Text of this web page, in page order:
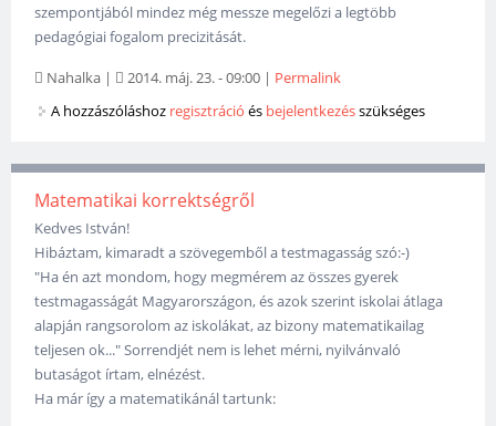
szempontjából mindez még messze megelőzi a legtöbb
pedagógiai fogalom precizitását.
Nahalka | 2014. máj. 23. - 09:00 | Permalink
A hozzászóláshoz regisztráció és bejelentkezésszükséges
Matematikai korrektségről
Kedves István!
Hibáztam, kimaradt a szövegemből a testmagasság szó:-)
"Ha én azt mondom, hogy megmérem az összes gyerek
testmagasságát Magyarországon, és azok szerint iskolai átlaga
alapján rangsorolom az iskolákat, az bizony matematikailag
teljesen ok..." Sorrendjét nem is lehet mérni, nyilvánvaló
butaságot írtam, elnézést.
Ha már így a matematikánál tartunk: